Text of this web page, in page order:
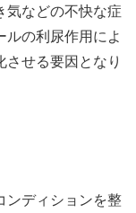
気などの不快な症
の利尿作用によ
せる要因となり
ンディションを整